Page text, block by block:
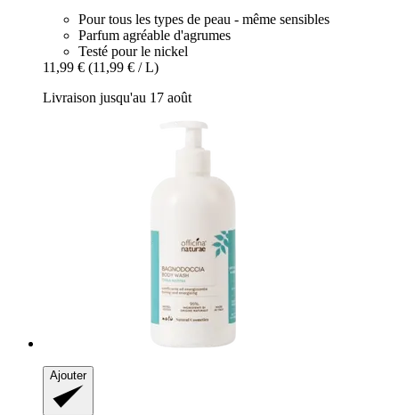
Pour tous les types de peau - même sensibles
Parfum agréable d'agrumes
Testé pour le nickel
11,99 € (11,99 € / L)
Livraison jusqu'au 17 août
Ajouter